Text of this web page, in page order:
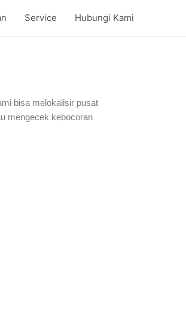
Service Hubungi Kami
bisa melokalisir pusat
mengecek kebocoran